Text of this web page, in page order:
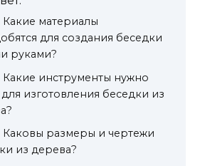
Какие материалы
для создания беседки
руками?
Какие инструменты нужно
изготовления беседки из
Каковы размеры и чертежи
из дерева?